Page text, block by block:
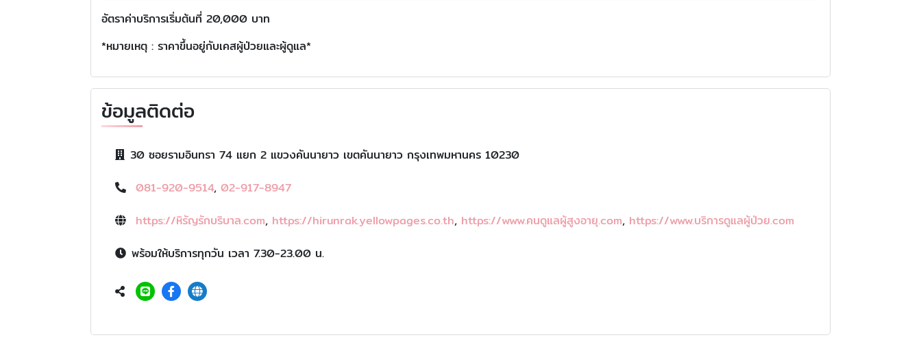
อัตราค่าบริการเริ่มต้นที่ 20,000 บาท
*หมายเหตุ : ราคาขึ้นอยู่กับเคสผู้ป่วยและผู้ดูแล*
ข้อมูลติดต่อ
30 ซอยรามอินทรา 74 แยก 2 แขวงคันนายาว เขตคันนายาว กรุงเทพมหานคร 10230
081-920-9514, 02-917-8947
https://หิรัญรักบริบาล.com, https://hirunrak.yellowpages.co.th, https://www.คนดูแลผู้สูงอายุ.com, https://www.บริการดูแลผู้ป่วย.com
พร้อมให้บริการทุกวัน เวลา 7.30-23.00 น.